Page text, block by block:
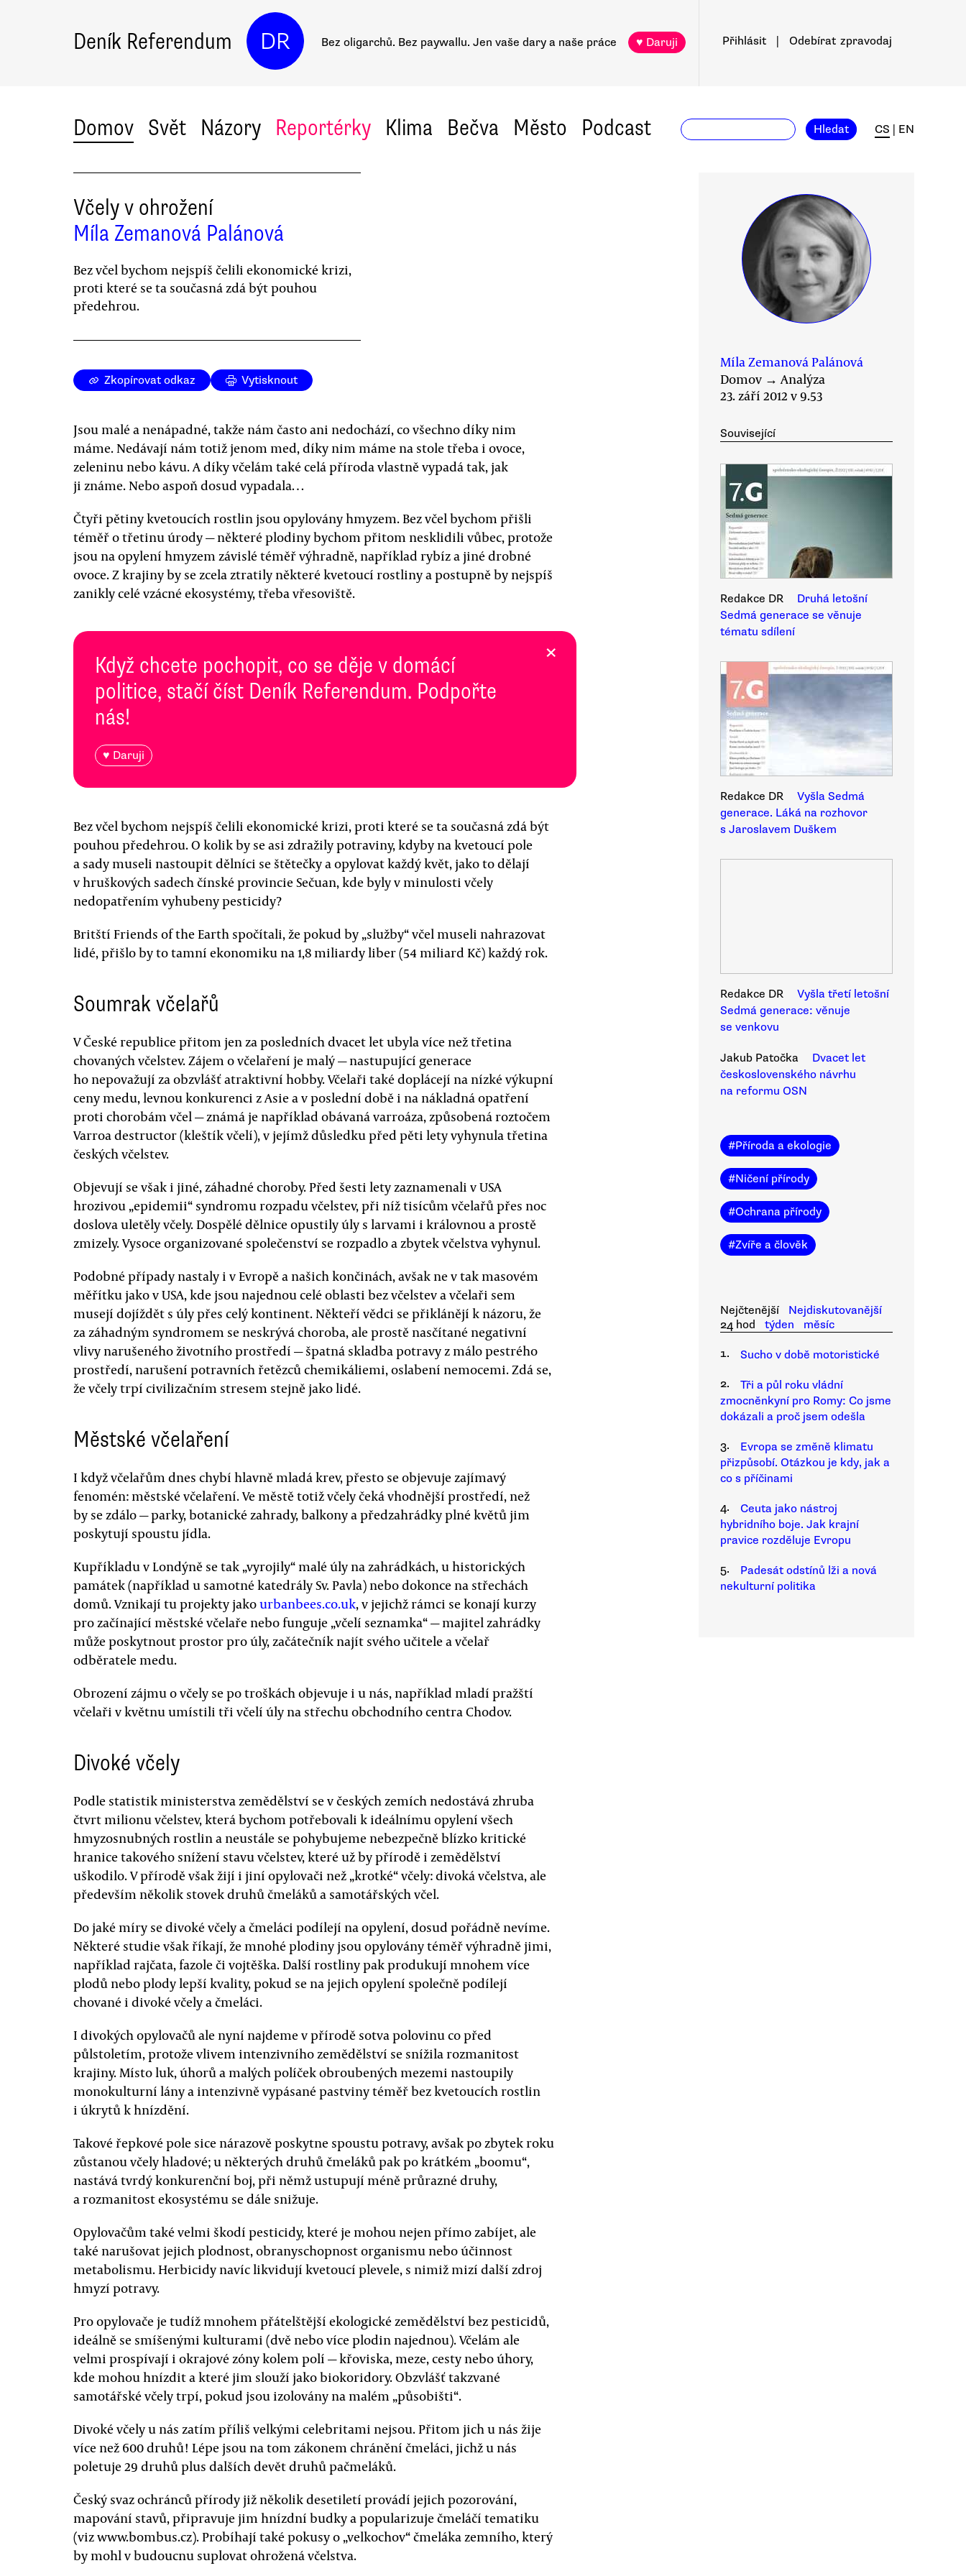
Deník Referendum DR Bez oligarchů. Bez paywallu. Jen vaše dary a naše práce ♥ Daruji Přihlásit Odebírat zpravodaj
Domov Svět Názory Reportérky Klima Bečva Město Podcast Hledat CS EN
Včely v ohrožení
Míla Zemanová Palánová
Bez včel bychom nejspíš čelili ekonomické krizi,
proti které se ta současná zdá být pouhou
předehrou.
Zkopírovat odkaz Vytisknout
Jsou malé a nenápadné, takže nám často ani nedochází, co všechno díky nim
máme. Nedávají nám totiž jenom med, díky nim máme na stole třeba i ovoce,
zeleninu nebo kávu. A díky včelám také celá příroda vlastně vypadá tak, jak
ji známe. Nebo aspoň dosud vypadala…
Čtyři pětiny kvetoucích rostlin jsou opylovány hmyzem. Bez včel bychom přišli
téměř o třetinu úrody — některé plodiny bychom přitom nesklidili vůbec, protože
jsou na opylení hmyzem závislé téměř výhradně, například rybíz a jiné drobné
ovoce. Z krajiny by se zcela ztratily některé kvetoucí rostliny a postupně by nejspíš
zanikly celé vzácné ekosystémy, třeba vřesoviště.
Když chcete pochopit, co se děje v domácí
politice, stačí číst Deník Referendum. Podpořte
nás!
♥ Daruji
×
Bez včel bychom nejspíš čelili ekonomické krizi, proti které se ta současná zdá být
pouhou předehrou. O kolik by se asi zdražily potraviny, kdyby na kvetoucí pole
a sady museli nastoupit dělníci se štětečky a opylovat každý květ, jako to dělají
v hruškových sadech čínské provincie Sečuan, kde byly v minulosti včely
nedopatřením vyhubeny pesticidy?
Britští Friends of the Earth spočítali, že pokud by „služby“ včel museli nahrazovat
lidé, přišlo by to tamní ekonomiku na 1,8 miliardy liber (54 miliard Kč) každý rok.
Soumrak včelařů
V České republice přitom jen za posledních dvacet let ubyla více než třetina
chovaných včelstev. Zájem o včelaření je malý — nastupující generace
ho nepovažují za obzvlášť atraktivní hobby. Včelaři také doplácejí na nízké výkupní
ceny medu, levnou konkurenci z Asie a v poslední době i na nákladná opatření
proti chorobám včel — známá je například obávaná varroáza, způsobená roztočem
Varroa destructor (kleštík včelí), v jejímž důsledku před pěti lety vyhynula třetina
českých včelstev.
Objevují se však i jiné, záhadné choroby. Před šesti lety zaznamenali v USA
hrozivou „epidemii“ syndromu rozpadu včelstev, při níž tisícům včelařů přes noc
doslova uletěly včely. Dospělé dělnice opustily úly s larvami i královnou a prostě
zmizely. Vysoce organizované společenství se rozpadlo a zbytek včelstva vyhynul.
Podobné případy nastaly i v Evropě a našich končinách, avšak ne v tak masovém
měřítku jako v USA, kde jsou najednou celé oblasti bez včelstev a včelaři sem
musejí dojíždět s úly přes celý kontinent. Někteří vědci se přiklánějí k názoru, že
za záhadným syndromem se neskrývá choroba, ale prostě nasčítané negativní
vlivy narušeného životního prostředí — špatná skladba potravy z málo pestrého
prostředí, narušení potravních řetězců chemikáliemi, oslabení nemocemi. Zdá se,
že včely trpí civilizačním stresem stejně jako lidé.
Městské včelaření
I když včelařům dnes chybí hlavně mladá krev, přesto se objevuje zajímavý
fenomén: městské včelaření. Ve městě totiž včely čeká vhodnější prostředí, než
by se zdálo — parky, botanické zahrady, balkony a předzahrádky plné květů jim
poskytují spoustu jídla.
Kupříkladu v Londýně se tak „vyrojily“ malé úly na zahrádkách, u historických
památek (například u samotné katedrály Sv. Pavla) nebo dokonce na střechách
domů. Vznikají tu projekty jakourbanbees.co.uk, v jejichž rámci se konají kurzy
pro začínající městské včelaře nebo funguje „včelí seznamka“ — majitel zahrádky
může poskytnout prostor pro úly, začátečník najít svého učitele a včelař
odběratele medu.
Obrození zájmu o včely se po troškách objevuje i u nás, například mladí pražští
včelaři v květnu umístili tři včelí úly na střechu obchodního centra Chodov.
Divoké včely
Podle statistik ministerstva zemědělství se v českých zemích nedostává zhruba
čtvrt milionu včelstev, která bychom potřebovali k ideálnímu opylení všech
hmyzosnubných rostlin a neustále se pohybujeme nebezpečně blízko kritické
hranice takového snížení stavu včelstev, které už by přírodě i zemědělství
uškodilo. V přírodě však žijí i jiní opylovači než „krotké“ včely: divoká včelstva, ale
především několik stovek druhů čmeláků a samotářských včel.
Do jaké míry se divoké včely a čmeláci podílejí na opylení, dosud pořádně nevíme.
Některé studie však říkají, že mnohé plodiny jsou opylovány téměř výhradně jimi,
například rajčata, fazole či vojtěška. Další rostliny pak produkují mnohem více
plodů nebo plody lepší kvality, pokud se na jejich opylení společně podílejí
chované i divoké včely a čmeláci.
I divokých opylovačů ale nyní najdeme v přírodě sotva polovinu co před
půlstoletím, protože vlivem intenzivního zemědělství se snížila rozmanitost
krajiny. Místo luk, úhorů a malých políček obroubených mezemi nastoupily
monokulturní lány a intenzivně vypásané pastviny téměř bez kvetoucích rostlin
i úkrytů k hnízdění.
Takové řepkové pole sice nárazově poskytne spoustu potravy, avšak po zbytek roku
zůstanou včely hladové; u některých druhů čmeláků pak po krátkém „boomu“,
nastává tvrdý konkurenční boj, při němž ustupují méně průrazné druhy,
a rozmanitost ekosystému se dále snižuje.
Opylovačům také velmi škodí pesticidy, které je mohou nejen přímo zabíjet, ale
také narušovat jejich plodnost, obranyschopnost organismu nebo účinnost
metabolismu. Herbicidy navíc likvidují kvetoucí plevele, s nimiž mizí další zdroj
hmyzí potravy.
Pro opylovače je tudíž mnohem přátelštější ekologické zemědělství bez pesticidů,
ideálně se smíšenými kulturami (dvě nebo více plodin najednou). Včelám ale
velmi prospívají i okrajové zóny kolem polí — křoviska, meze, cesty nebo úhory,
kde mohou hnízdit a které jim slouží jako biokoridory. Obzvlášť takzvané
samotářské včely trpí, pokud jsou izolovány na malém „působišti“.
Divoké včely u nás zatím příliš velkými celebritami nejsou. Přitom jich u nás žije
více než 600 druhů! Lépe jsou na tom zákonem chránění čmeláci, jichž u nás
poletuje 29 druhů plus dalších devět druhů pačmeláků.
Český svaz ochránců přírody již několik desetiletí provádí jejich pozorování,
mapování stavů, připravuje jim hnízdní budky a popularizuje čmeláčí tematiku
(viz www.bombus.cz). Probíhají také pokusy o „velkochov“ čmeláka zemního, který
by mohl v budoucnu suplovat ohrožená včelstva.
Míla Zemanová Palánová
Domov →Analýza
23. září 2012 v 9.53
Související
Redakce DR
Druhá letošní
Sedmá generace se věnuje
tématu sdílení
Redakce DR
Vyšla Sedmá
generace. Láká na rozhovor
s Jaroslavem Duškem
Redakce DR
Vyšla třetí letošní
Sedmá generace: věnuje
se venkovu
Jakub Patočka
Dvacet let
československého návrhu
na reformu OSN
#Příroda a ekologie
#Ničení přírody
#Ochrana přírody
#Zvíře a člověk
Nejčtenější
Nejdiskutovanější
24 hod
týden
měsíc
1.
Sucho v době motoristické
2.
Tři a půl roku vládní
zmocněnkyní pro Romy: Co jsme
dokázali a proč jsem odešla
3.
Evropa se změně klimatu
přizpůsobí. Otázkou je kdy, jak a
co s příčinami
4.
Ceuta jako nástroj
hybridního boje. Jak krajní
pravice rozděluje Evropu
5.
Padesát odstínů lži a nová
nekulturní politika